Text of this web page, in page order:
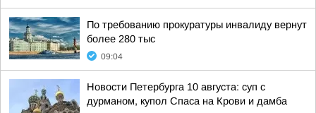
По требованию прокуратуры инвалиду вернут
более 280 тыс
09:04
Новости Петербурга 10 августа: суп с
дурманом, купол Спаса на Крови и дамба